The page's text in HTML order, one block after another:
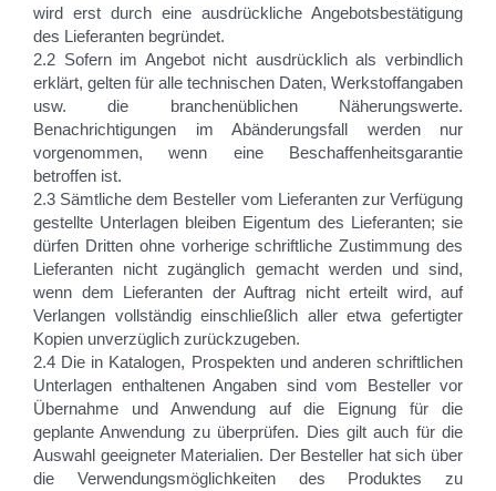
wird erst durch eine ausdrückliche Angebotsbestätigung
des Lieferanten begründet.
2.2 Sofern im Angebot nicht ausdrücklich als verbindlich
erklärt, gelten für alle technischen Daten, Werkstoffangaben
usw. die branchenüblichen Näherungswerte.
Benachrichtigungen im Abänderungsfall werden nur
vorgenommen, wenn eine Beschaffenheitsgarantie
betroffen ist.
2.3 Sämtliche dem Besteller vom Lieferanten zur Verfügung
gestellte Unterlagen bleiben Eigentum des Lieferanten; sie
dürfen Dritten ohne vorherige schriftliche Zustimmung des
Lieferanten nicht zugänglich gemacht werden und sind,
wenn dem Lieferanten der Auftrag nicht erteilt wird, auf
Verlangen vollständig einschließlich aller etwa gefertigter
Kopien unverzüglich zurückzugeben.
2.4 Die in Katalogen, Prospekten und anderen schriftlichen
Unterlagen enthaltenen Angaben sind vom Besteller vor
Übernahme und Anwendung auf die Eignung für die
geplante Anwendung zu überprüfen. Dies gilt auch für die
Auswahl geeigneter Materialien. Der Besteller hat sich über
die Verwendungsmöglichkeiten des Produktes zu